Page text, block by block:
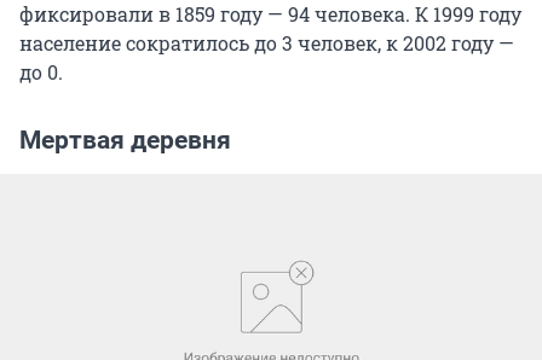
фиксировали в 1859 году — 94 человека. К 1999 году
население сократилось до 3 человек, к 2002 году —
до 0.
Мертвая деревня